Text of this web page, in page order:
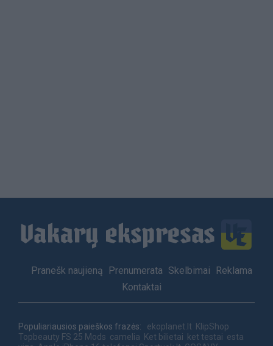
Footer
Pranešk naujieną Prenumerata Skelbimai
Reklama
Kontaktai
Populiariausios paieškos frazės: ekoplanet.lt KlipShop
Topbeauty FS 25 Mods camelia Ket bilietai ket testai esta